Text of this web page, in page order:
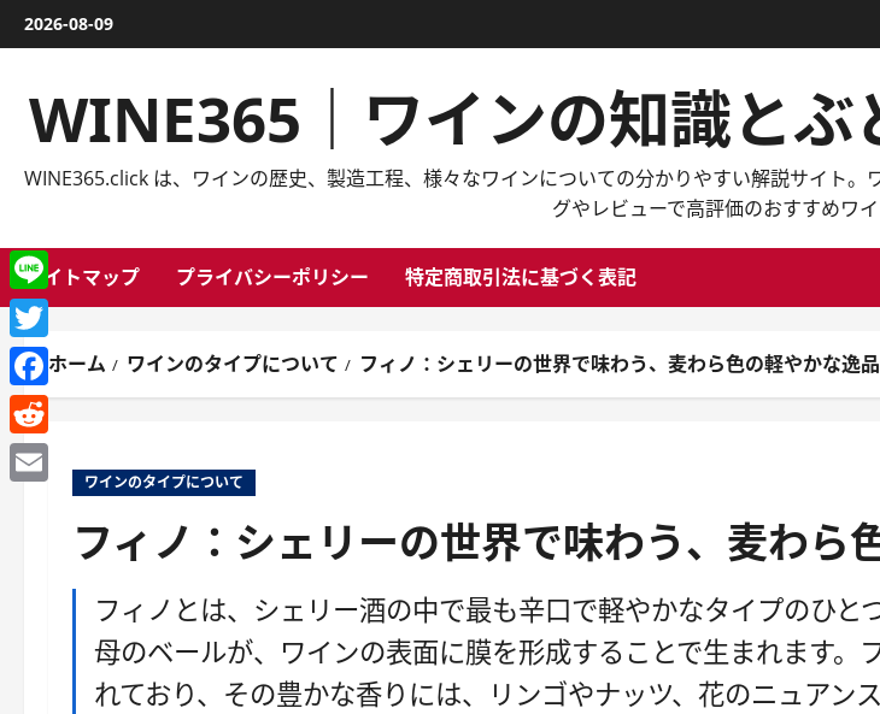
容
2026-08-09
WINE365｜ワインの知識と
WINE365.click は、ワインの歴史、製造工程、様々なワインについての分かりやすい解説サイト
グやレビューで高評価のおすすめワイ
サイトマップ プライバシーポリシー 特定商取引法に基づく表記
ホーム ワインのタイプについて フィノ：シェリーの世界で味わう、麦わら色の軽やかな逸品
ワインのタイプについて
フィノ：シェリーの世界で味わう、麦わら
フィノとは、シェリー酒の中で最も辛口で軽やかなタイプのひ
母のベールが、ワインの表面に膜を形成することで生まれます
れており、その豊かな香りには、リンゴやナッツ、花のニュアン
Line
Twitter
Facebook
Reddit